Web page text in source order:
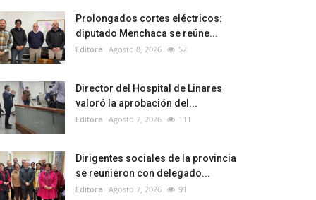
Prolongados cortes eléctricos:
diputado Menchaca se reúne...
Editora Agosto 8, 2026 52
Director del Hospital de Linares
valoró la aprobación del...
Editora Agosto 7, 2026 111
Dirigentes sociales de la provincia
se reunieron con delegado...
Editora Agosto 7, 2026 91